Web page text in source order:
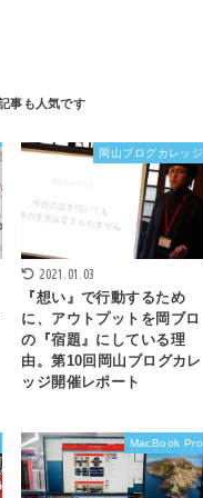
岡山ブログカレッジ
2021.01.03
『想い』で行動するため
に、アウトプットを岡ブロ
の『宿題』にしている理
由。第10回岡山ブログカレ
ッジ開催レポート
MacBook Pro